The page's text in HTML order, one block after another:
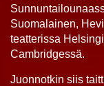
Suomalainen,
teatterissa
Cambridgessä.
Juonnotkin siis